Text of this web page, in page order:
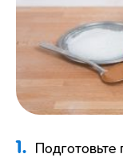
1. Подготовьте